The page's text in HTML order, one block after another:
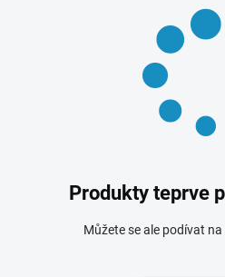
Produkty teprve
Můžete se ale podívat